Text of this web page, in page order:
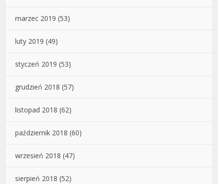
marzec 2019 (53)
luty 2019 (49)
styczeń 2019 (53)
grudzień 2018 (57)
listopad 2018 (62)
październik 2018 (60)
wrzesień 2018 (47)
sierpień 2018 (52)